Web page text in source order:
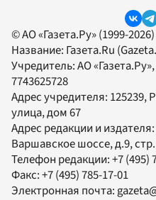
© АО «Газета.Ру» (1999-
Название: Газета.Ru
Учредитель:АО «Газета.Ру»
7743625728
Адрес учредителя: 125239,
улица, дом 67
Адрес редакции и издателя:
Варшавское шоссе, д.9,
Телефон редакции:+7 (495)
Факс:+7 (495) 785-17-01
Электронная почта: